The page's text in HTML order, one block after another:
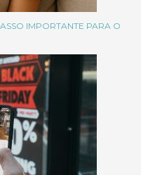
IMPORTANTE PARA O